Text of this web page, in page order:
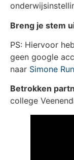
Breng je stem
PS: Hiervoor
geen google
naar Simone
Betrokken
college